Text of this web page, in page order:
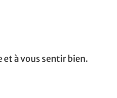
à vous sentir bien.